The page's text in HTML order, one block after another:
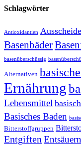
Schlagwörter
Antioxidantien
Basenbäder
basenüberschüssig
Alternativen
Ernährung
Lebensmittel
Basisches Baden
Bitterstoffgruppen
Entgiften Entsäuern